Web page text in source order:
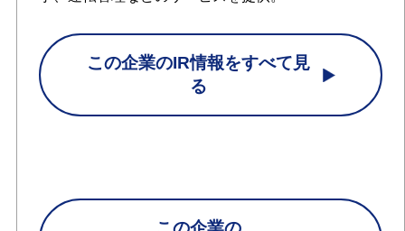
この企業のIR情報をすべて見
る